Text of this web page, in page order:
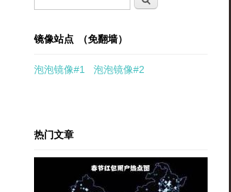
镜像站点 （免翻墙）
泡泡镜像#1 泡泡镜像#2
热门文章